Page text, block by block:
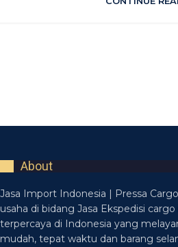
About
Jasa Import Indonesia | Pressa
usaha di bidang Jasa Ekspedisi
terpercaya di Indonesia yang
mudah, tepat waktu dan barang